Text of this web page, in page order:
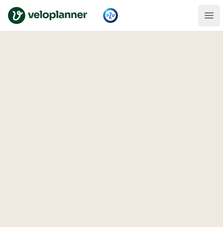
VeloPlanner